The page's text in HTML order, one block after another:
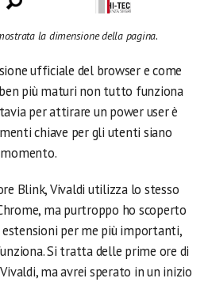
la dimensione della pagina.
ufficiale del browser e come
più maturi non tutto funziona
per attirare un power user è
chiave per gli utenti siano
Blink, Vivaldi utilizza lo stesso
ma purtroppo ho scoperto
per me più importanti,
Si tratta delle prime ore di
ma avrei sperato in un inizio